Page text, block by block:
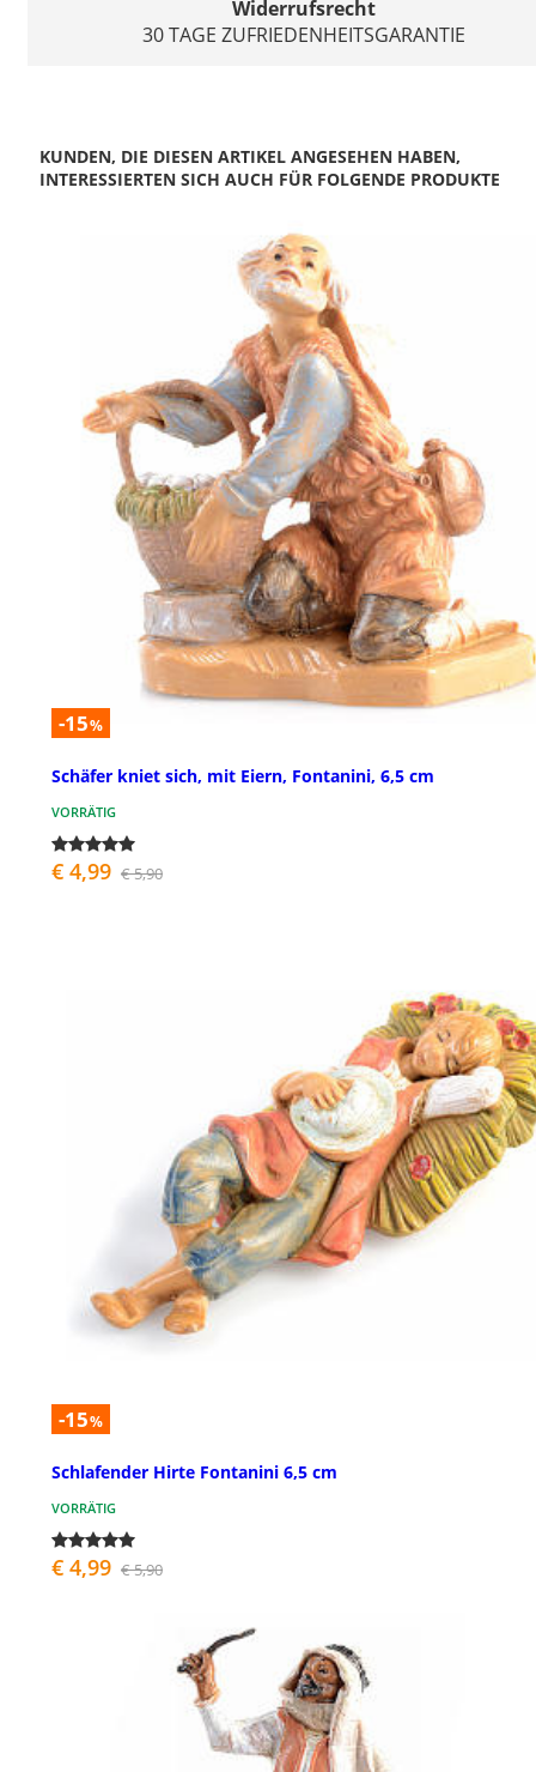
Widerrufsrecht
30 TAGE ZUFRIEDENHEITSGARANTIE
KUNDEN, DIE DIESEN ARTIKEL ANGESEHEN HABEN,
INTERESSIERTEN SICH AUCH FÜR FOLGENDE PRODUKTE
-15%
Schäfer kniet sich, mit Eiern, Fontanini, 6,5 cm
VORRÄTIG
€ 4,99 € 5,90
-15%
Schlafender Hirte Fontanini 6,5 cm
VORRÄTIG
€ 4,99 € 5,90